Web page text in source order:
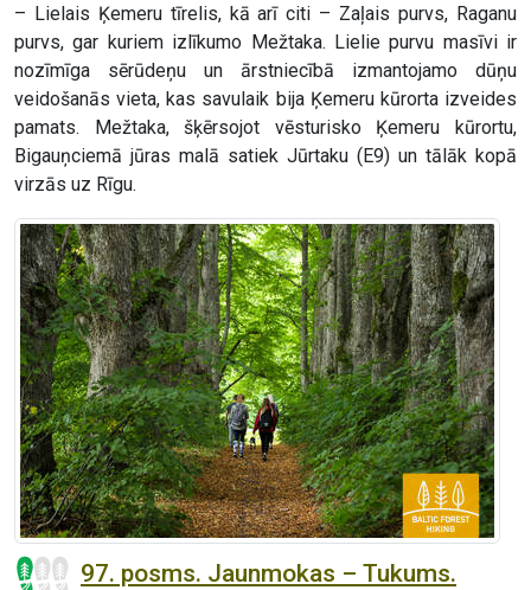
– Lielais Ķemeru tīrelis, kā arī citi – Zaļais purvs, Raganu
purvs, gar kuriem izlīkumo Mežtaka. Lielie purvu masīvi ir
nozīmīga sērūdeņu un ārstniecībā izmantojamo dūņu
veidošanās vieta, kas savulaik bija Ķemeru kūrorta izveides
pamats. Mežtaka, šķērsojot vēsturisko Ķemeru kūrortu,
Bigauņciemā jūras malā satiek Jūrtaku (E9) un tālāk kopā
virzās uz Rīgu.
97. posms. Jaunmokas – Tukums.